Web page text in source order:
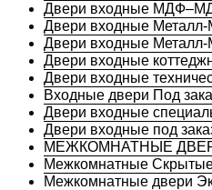
Двери входные
Двери входные Металл-
Двери входные
Двери входные
Двери входные
Входные двери Под
Двери входные
Двери входные под
МЕЖКОМНАТНЫЕ
Межкомнатные
Межкомнатные двери